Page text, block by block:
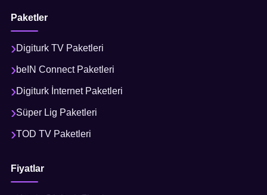
Paketler
Digiturk TV Paketleri
beIN Connect Paketleri
Digiturk İnternet Paketleri
Süper Lig Paketleri
TOD TV Paketleri
Fiyatlar